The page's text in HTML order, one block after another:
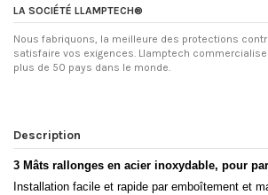
LA SOCIÉTÉ LLAMPTECH®
Nous fabriquons, la meilleure des protections
satisfaire vos exigences. Llamptech
plus de 50 pays dans le monde.
Description
3 Mâts rallonges en acier inoxydable, pour
Installation facile et rapide par emboîtement et